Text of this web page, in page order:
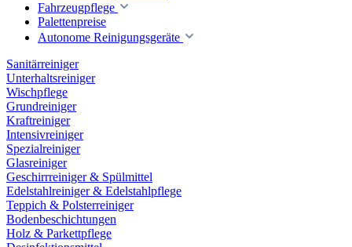
Fahrzeugpflege
Palettenpreise
Autonome Reinigungsgeräte
Sanitärreiniger
Unterhaltsreiniger
Wischpflege
Grundreiniger
Kraftreiniger
Intensivreiniger
Spezialreiniger
Glasreiniger
Geschirrreiniger & Spülmittel
Edelstahlreiniger & Edelstahlpflege
Teppich & Polsterreiniger
Bodenbeschichtungen
Holz & Parkettpflege